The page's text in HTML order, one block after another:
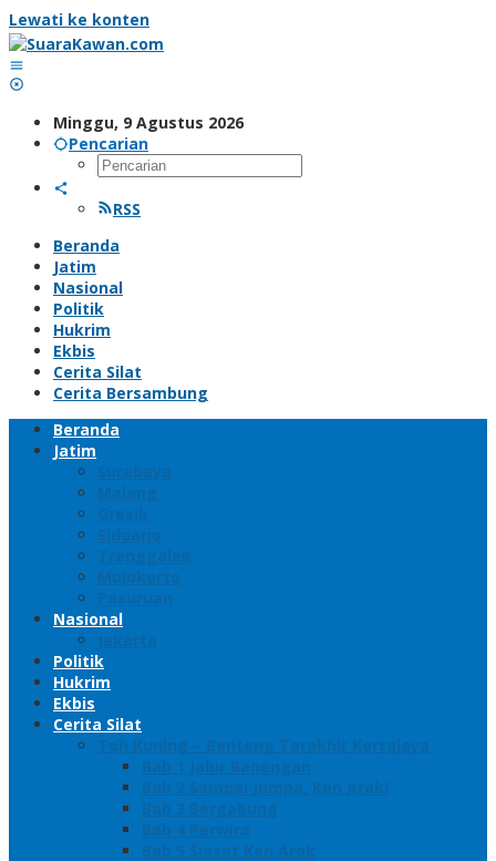
Lewati ke konten
Minggu, 9 Agustus 2026
Pencarian
RSS
Beranda
Jatim
Nasional
Politik
Hukrim
Ekbis
Cerita Silat
Cerita Bersambung
Beranda
Jatim
Surabaya
Malang
Gresik
Sidoarjo
Trenggalek
Mojokerto
Pasuruan
Nasional
Jakarta
Politik
Hukrim
Ekbis
Cerita Silat
Toh Kuning – Benteng Terakhir Kertajaya
Bab 1 Jalur Banengan
Bab 2 Sampai Jumpa, Ken Arok!
Bab 3 Bergabung
Bab 4 Perwira
Bab 5 Siasat Ken Arok